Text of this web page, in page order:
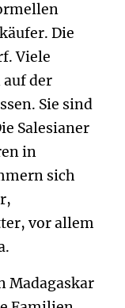
Die
Viele
der
Sie sind
Salesianer
in
sich
vor allem
Madagaskar